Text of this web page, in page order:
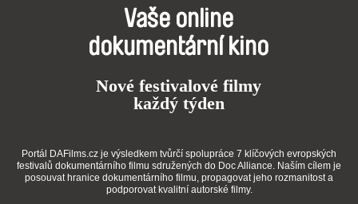
Vaše online
dokumentární kino
Nové festivalové filmy
každý týden
Portál DAFilms.cz je výsledkem tvůrčí spolupráce 7 klíčových evropských
festivalů dokumentárního filmu sdružených do Doc Alliance. Naším cílem je
posouvat hranice dokumentárního filmu, propagovat jeho rozmanitost a
podporovat kvalitní autorské filmy.